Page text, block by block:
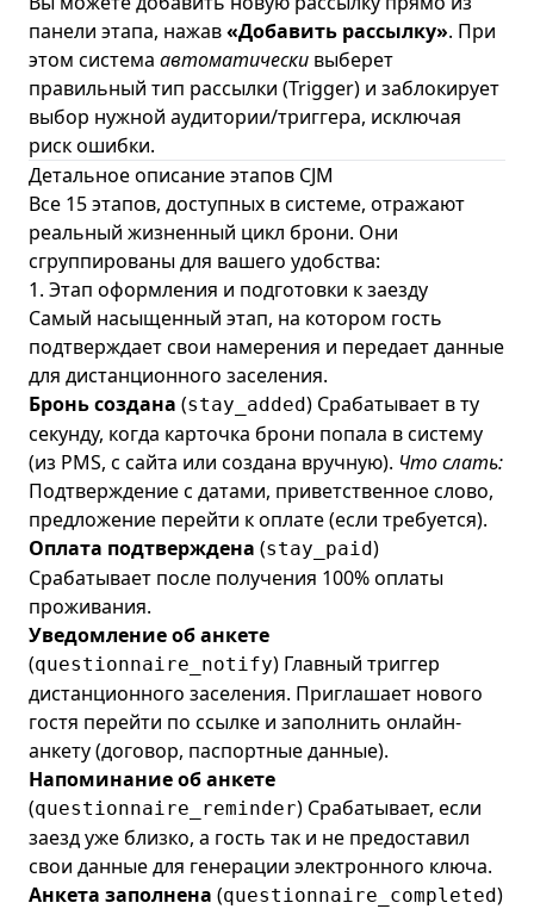
панели этапа, нажав«Добавить рассылку». При
этом система автоматически выберет
правильный тип рассылки (Trigger) и заблокирует
выбор нужной аудитории/триггера, исключая
риск ошибки.
Детальное описание этапов CJM
Все 15 этапов, доступных в системе, отражают
реальный жизненный цикл брони. Они
сгруппированы для вашего удобства:
1. Этап оформления и подготовки к заезду
Самый насыщенный этап, на котором гость
подтверждает свои намерения и передает данные
для дистанционного заселения.
Бронь создана (stay_added) Срабатывает в ту
секунду, когда карточка брони попала в систему
(из PMS, с сайта или создана вручную). Что слать:
Подтверждение с датами, приветственное слово,
предложение перейти к оплате (если требуется).
Оплата подтверждена (stay_paid)
Срабатывает после получения 100% оплаты
проживания.
Уведомление об анкете
(questionnaire_notify) Главный триггер
дистанционного заселения. Приглашает нового
гостя перейти по ссылке и заполнить онлайн-
анкету (договор, паспортные данные).
Напоминание об анкете
(questionnaire_reminder) Срабатывает, если
заезд уже близко, а гость так и не предоставил
свои данные для генерации электронного ключа.
Анкета заполнена (questionnaire_completed)